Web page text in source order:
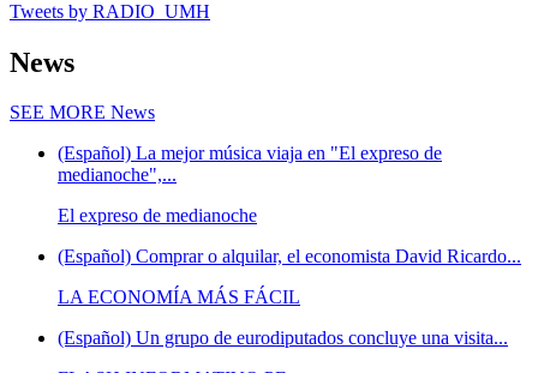
Tweets by RADIO_UMH
News
SEE MORE News
(Español) La mejor música viaja en "El expreso de
medianoche",...
El expreso de medianoche
(Español) Comprar o alquilar, el economista David Ricardo...
LA ECONOMÍA MÁS FÁCIL
(Español) Un grupo de eurodiputados concluye una visita...